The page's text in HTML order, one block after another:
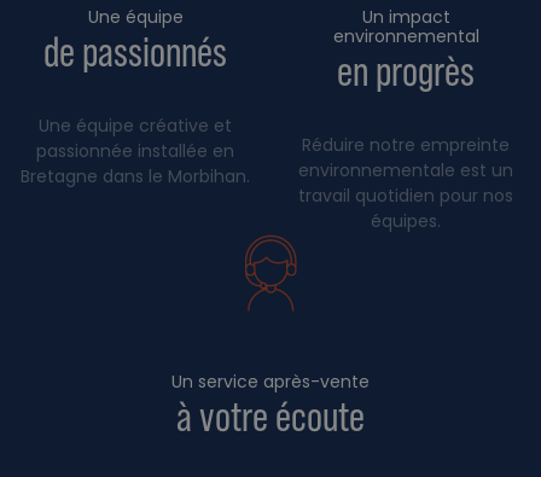
Une équipe
de passionnés
Une équipe créative et
passionnée installée en
Bretagne dans le Morbihan.
Un impact
environnemental
en progrès
Réduire notre empreinte
environnementale est un
travail quotidien pour nos
équipes.
Un service après-vente
à votre écoute